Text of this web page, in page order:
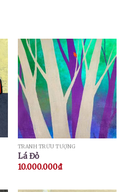
TRANH TRỪU TƯỢNG
Lá Đỏ
10.000.000₫